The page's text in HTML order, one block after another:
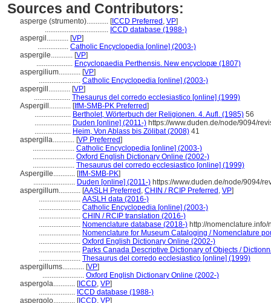
Sources and Contributors:
asperge (strumento)............ [ICCD Preferred , VP]
................................... ICCD database (1988-)
aspergil............ [VP]
................. Catholic Encyclopedia [online] (2003-)
aspergile............ [VP]
.................... Encyclopaedia Perthensis. New encyclopæ (1807)
aspergilium............ [VP]
....................... Catholic Encyclopedia [online] (2003-)
aspergill............ [VP]
.................... Thesaurus del corredo ecclesiastico [online] (1999)
Aspergill............ [IfM-SMB-PK Preferred]
.................... Bertholet, Wörterbuch der Religionen. 4. Aufl. (1985) 56
.................... Duden [online] (2011-) https://www.duden.de/node/9094/
.................... Heim, Von Ablass bis Zölibat (2008) 41
aspergilla............ [VP Preferred]
....................... Catholic Encyclopedia [online] (2003-)
....................... Oxford English Dictionary Online (2002-)
....................... Thesaurus del corredo ecclesiastico [online] (1999)
Aspergille............ [IfM-SMB-PK]
....................... Duden [online] (2011-) https://www.duden.de/node/9094/
aspergillum............ [AASLH Preferred , CHIN / RCIP Preferred , VP]
....................... AASLH data (2016-)
....................... Catholic Encyclopedia [online] (2003-)
....................... CHIN / RCIP translation (2016-)
....................... Nomenclature database (2018-) http://
....................... Nomenclature for Museum Cataloging / Nomenclature
....................... Oxford English Dictionary Online (2002-)
....................... Parks Canada Descriptive Dictionary of Objects /
....................... Thesaurus del corredo ecclesiastico [online] (1999)
aspergillums............ [VP]
....................... Oxford English Dictionary Online (2002-)
aspergola............ [ICCD, VP]
.................... ICCD database (1988-)
aspergolo............ [ICCD, VP]